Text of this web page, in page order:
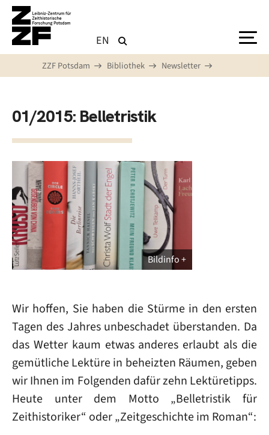
Direkt zum Inhalt
EN
ZZF Potsdam Bibliothek Newsletter
01/2015: Belletristik
Bildinfo
Wir hoffen, Sie haben die Stürme in den ersten
Tagen des Jahres unbeschadet überstanden. Da
das Wetter kaum etwas anderes erlaubt als die
gemütliche Lektüre in beheizten Räumen, geben
wir Ihnen im Folgenden dafür zehn Lektüretipps.
Heute unter dem Motto „Belletristik für
Zeithistoriker“ oder „Zeitgeschichte im Roman“: